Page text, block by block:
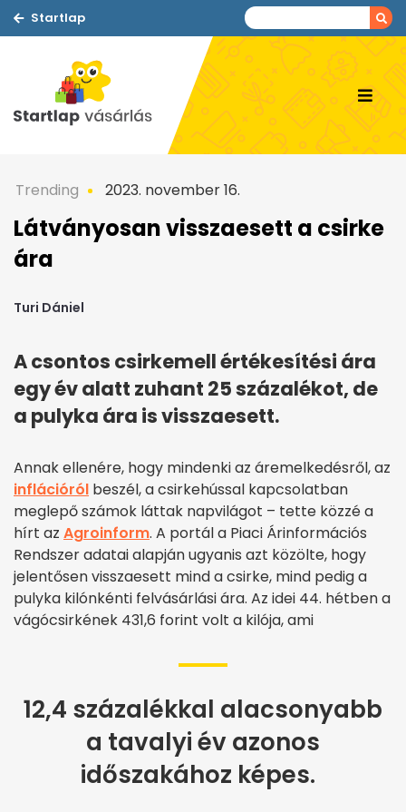
Startlap
Trending 2023. november 16.
Látványosan visszaesett a csirke
ára
Turi Dániel
A csontos csirkemell értékesítési ára
egy év alatt zuhant 25 százalékot, de
a pulyka ára is visszaesett.
Annak ellenére, hogy mindenki az áremelkedésről, az
inflációról beszél, a csirkehússal kapcsolatban
meglepő számok láttak napvilágot – tette közzé a
hírt az Agroinform. A portál a Piaci Árinformációs
Rendszer adatai alapján ugyanis azt közölte, hogy
jelentősen visszaesett mind a csirke, mind pedig a
pulyka kilónkénti felvásárlási ára. Az idei 44. hétben a
vágócsirkének 431,6 forint volt a kilója, ami
12,4 százalékkal alacsonyabb
a tavalyi év azonos
időszakához képes.